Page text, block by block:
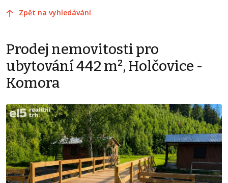
Zpět na vyhledávání
Prodej nemovitosti pro
ubytování 442 m², Holčovice -
Komora